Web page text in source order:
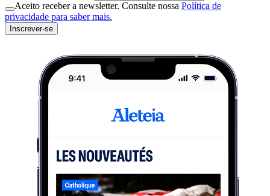
Aceito receber a newsletter. Consulte nossa Política de
privacidade para saber mais.
Inscrever-se